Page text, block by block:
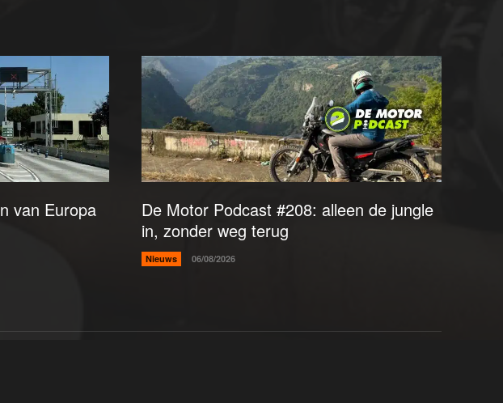
van Europa
De Motor Podcast #208: alleen de jungle
in, zonder weg terug
Nieuws 06/08/2026